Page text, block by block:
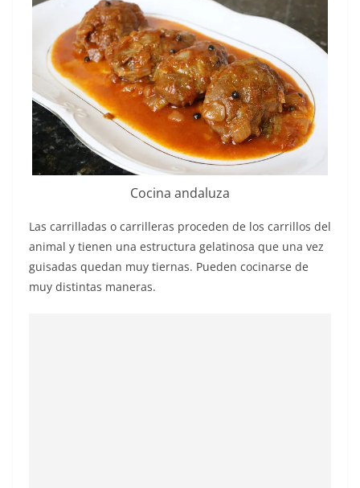
Cocina andaluza
Las carrilladas o carrilleras proceden de los carrillos del
animal y tienen una estructura gelatinosa que una vez
guisadas quedan muy tiernas. Pueden cocinarse de
muy distintas maneras.